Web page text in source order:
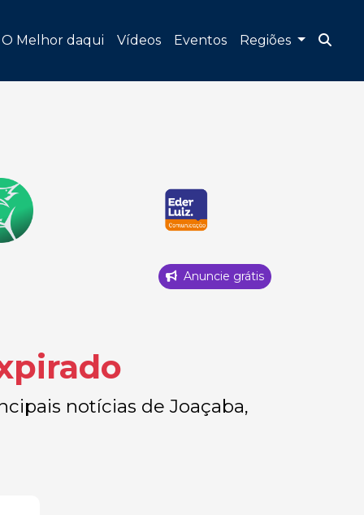
O Melhor daqui Vídeos Eventos Regiões
Anuncie grátis
notícias de Joaçaba,